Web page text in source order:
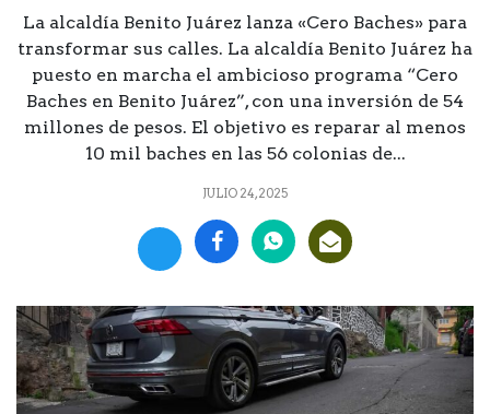
La alcaldía Benito Juárez lanza «Cero Baches» para
transformar sus calles. La alcaldía Benito Juárez ha
puesto en marcha el ambicioso programa “Cero
Baches en Benito Juárez”, con una inversión de 54
millones de pesos. El objetivo es reparar al menos
10 mil baches en las 56 colonias de...
JULIO 24, 2025